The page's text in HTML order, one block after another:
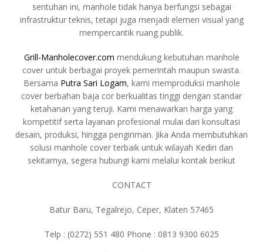
sentuhan ini, manhole tidak hanya berfungsi sebagai
infrastruktur teknis, tetapi juga menjadi elemen visual yang
mempercantik ruang publik.
Grill-Manholecover.com mendukung kebutuhan manhole
cover untuk berbagai proyek pemerintah maupun swasta.
Bersama Putra Sari Logam, kami memproduksi manhole
cover berbahan baja cor berkualitas tinggi dengan standar
ketahanan yang teruji. Kami menawarkan harga yang
kompetitif serta layanan profesional mulai dari konsultasi
desain, produksi, hingga pengiriman. Jika Anda membutuhkan
solusi manhole cover terbaik untuk wilayah Kediri dan
sekitarnya, segera hubungi kami melalui kontak berikut
CONTACT
Batur Baru, Tegalrejo, Ceper, Klaten 57465
Telp : (0272) 551 480 Phone : 0813 9300 6025